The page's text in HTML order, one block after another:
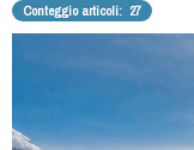
Conteggio articoli: 27